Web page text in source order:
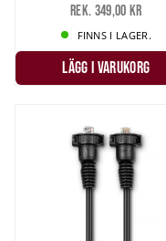
Rek. 349,00 kr
FINNS I LAGER.
LÄGG I VARUKORG